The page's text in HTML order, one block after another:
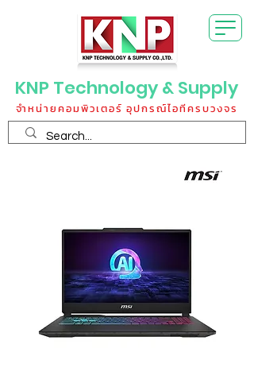
KNP Technology & Supply
จำหน่ายคอมพิวเตอร์ อุปกรณ์ไอทีครบวงจร